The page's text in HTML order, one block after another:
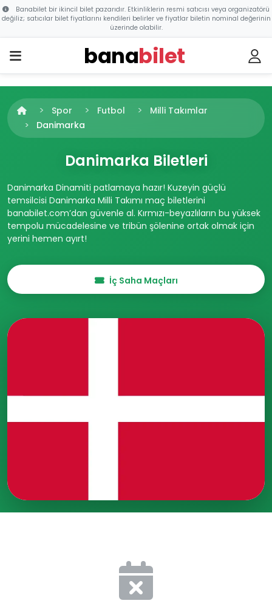
Banabilet bir ikincil bilet pazarıdır. Etkinliklerin resmi satıcısı veya organizatörü
değiliz; satıcılar bilet fiyatlarını kendileri belirler ve fiyatlar biletin nominal değerinin
üzerinde olabilir.
banabilet
Spor Futbol
Milli Takımlar
Danimarka
Danimarka Biletleri
Danimarka Dinamiti patlamaya hazır! Kuzeyin güçlü
temsilcisi Danimarka Milli Takımı maç biletlerini
banabilet.com’dan güvenle al. Kırmızı-beyazlıların bu yüksek
tempolu mücadelesine ve tribün şölenine ortak olmak için
yerini hemen ayırt!
İç Saha Maçları